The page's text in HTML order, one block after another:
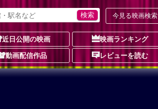
今見る映画検索
近日公開の映画 映画ランキング
動画配信作品 レビューを読む